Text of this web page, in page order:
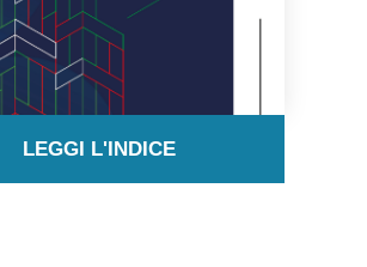
LEGGI L'INDICE